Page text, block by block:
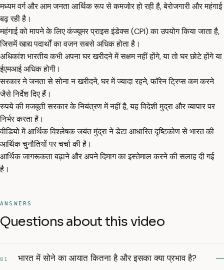
मध्यम वर्ग और आम जनता आर्थिक रूप से कमजोर हो रही है, बेरोजगारी और महंगाई
बढ़ रही है।
महंगाई को मापने के लिए कंज्यूमर प्राइस इंडेक्स (CPI) का उपयोग किया जाता है,
जिसमें खाद्य पदार्थों का वजन सबसे अधिक होता है।
अधिकांश भारतीय कभी अपना घर खरीदने में सक्षम नहीं होंगे, या तो घर छोटे होंगे या
ईएमआई अधिक होगी।
सरकार ने जनता से सोना न खरीदने, घर में ज्यादा रहने, फॉरेन ट्रिप्स कम करने
जैसे निर्देश दिए हैं।
रुपये की मजबूती सरकार के नियंत्रण में नहीं है, यह विदेशी मुद्रा और व्यापार पर
निर्भर करता है।
वीडियो में आर्थिक विश्लेषक जयंत मुंद्रा ने डेटा आधारित दृष्टिकोण से भारत की
आर्थिक चुनौतियों पर चर्चा की है।
आर्थिक जागरूकता बढ़ाने और अपने दिमाग का इस्तेमाल करने की सलाह दी गई
है।
ANSWERS
Questions about this video
01 भारत में सोने का आयात कितना है और इसका क्या प्रभाव है?